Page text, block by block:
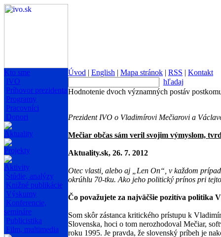
Kto sme
IVO
Príhovor prezidenta
Programy
Pracovníci
Donori
Aktuality
Projekty
Aktivity
Štúdie, analýzy
Knižné publikácie
Výskumy
Konferencie,
semináre
Publicistika
Film, multimedia
Úvod | English | Mapa stránok | RSS | Kontakt
hľadaj
Hodnotenie dvoch významných postáv
Prezident IVO o Vladimírovi Mečiarovi a
Mečiar občas sám veril svojim výmyslom,
Aktuality.sk, 26. 7. 2012
Otec vlasti, alebo aj „Len On“, v každom
okrúhlu 70-tku. Ako jeho politický prínos pri
Čo považujete za najväčšie pozitíva politika
Som skôr zástanca kritického prístupu k
Slovenska, hoci o tom nerozhodoval Mečiar,
roku 1995. Je pravda, že slovenský príbeh je